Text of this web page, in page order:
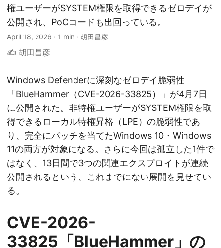
権ユーザーがSYSTEM権限を取得できるゼロデイが
公開され、PoCコードも出回っている。
April 18, 2026 · 1 min · 胡田昌彦
✍️ 胡田昌彦
Windows Defenderに深刻なゼロデイ脆弱性
「BlueHammer（CVE-2026-33825）」が4月7日
に公開された。非特権ユーザーがSYSTEM権限を取
得できるローカル特権昇格（LPE）の脆弱性であ
り、完全にパッチを当てたWindows 10・Windows
11の両方が対象になる。さらに今回は孤立した1件で
はなく、13日間で3つの関連エクスプロイトが連続
公開されるという、これまでにない展開を見せてい
る。
CVE-2026-
33825「BlueHammer」の